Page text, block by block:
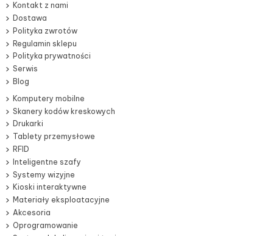
Kontakt z nami
Dostawa
Polityka zwrotów
Regulamin sklepu
Polityka prywatności
Serwis
Blog
Komputery mobilne
Skanery kodów kreskowych
Drukarki
Tablety przemysłowe
RFID
Inteligentne szafy
Systemy wizyjne
Kioski interaktywne
Materiały eksploatacyjne
Akcesoria
Oprogramowanie